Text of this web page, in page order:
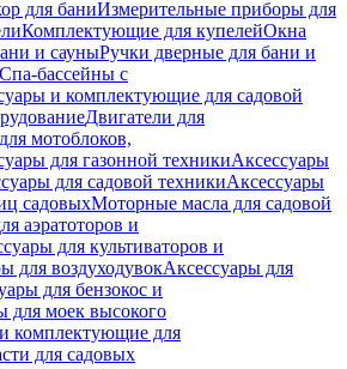
для баниИзмерительные приборы для
Комплектующие для купелейОкна
и сауныРучки дверные для бани и
Спа-бассейны с
и комплектующие для садовой
Двигатели для
мотоблоков,
для газонной техникиАксессуары
для садовой техникиАксессуары
садовыхМоторные масла для садовой
аэратоторов и
для культиваторов и
для воздуходувокАксессуары для
для бензокос и
для моек высокого
комплектующие для
для садовых